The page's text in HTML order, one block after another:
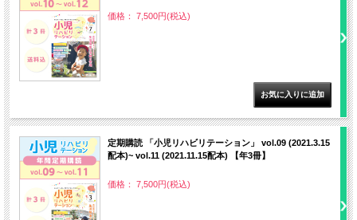
価格： 7,500円(税込)
定期購読 「小児リハビリテーション」 vol.09 (2021.3.15
配本)~ vol.11 (2021.11.15配本) 【年3冊】
価格： 7,500円(税込)